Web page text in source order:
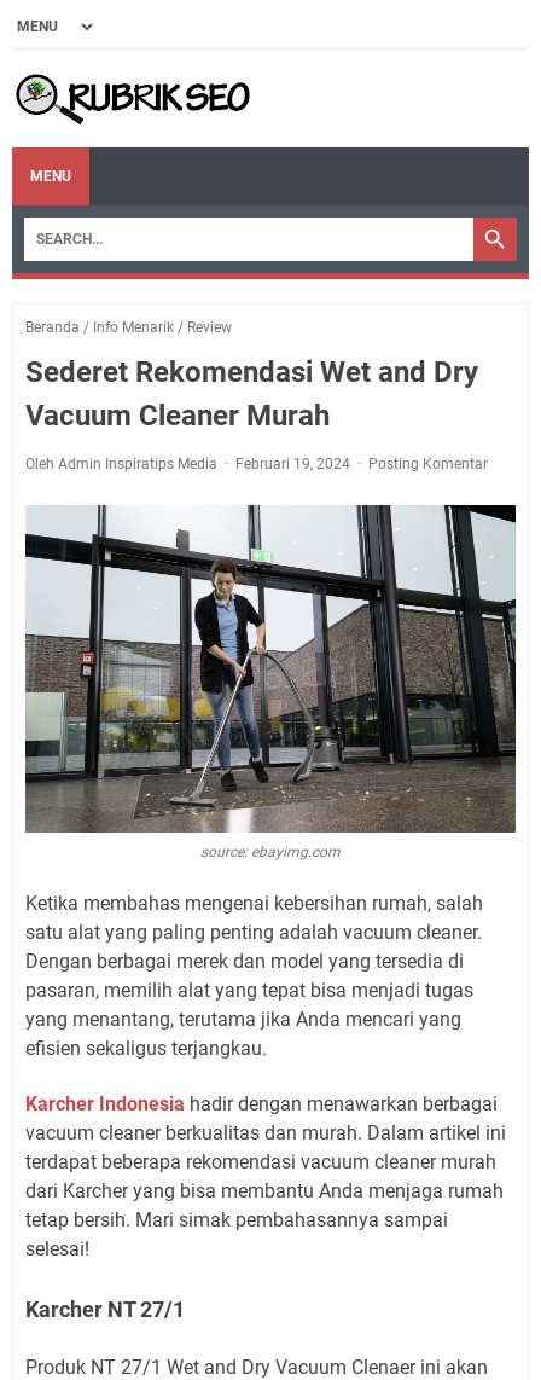
MENU
Beranda / Info Menarik / Review
Sederet Rekomendasi Wet and Dry
Vacuum Cleaner Murah
Oleh Admin Inspiratips Media Februari 19, 2024 Posting Komentar
source: ebayimg.com
Ketika membahas mengenai kebersihan rumah, salah
satu alat yang paling penting adalah vacuum cleaner.
Dengan berbagai merek dan model yang tersedia di
pasaran, memilih alat yang tepat bisa menjadi tugas
yang menantang, terutama jika Anda mencari yang
efisien sekaligus terjangkau.
Karcher Indonesia hadir dengan menawarkan berbagai
vacuum cleaner berkualitas dan murah. Dalam artikel ini
terdapat beberapa rekomendasi vacuum cleaner murah
dari Karcher yang bisa membantu Anda menjaga rumah
tetap bersih. Mari simak pembahasannya sampai
selesai!
Karcher NT 27/1
Produk NT 27/1 Wet and Dry Vacuum Clenaer ini akan